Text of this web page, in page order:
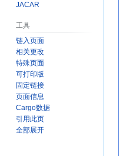
JACAR
工具
链入页面
相关更改
特殊页面
可打印版
固定链接
页面信息
Cargo数据
引用此页
全部展开